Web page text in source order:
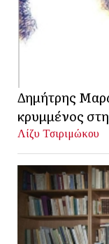
Δημήτρης
κρυμμένος
Λίζυ Τσιριμώκου